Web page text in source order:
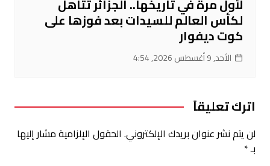
لكأس العالم للسيدات بعد فوزها على
كوت ديفوار
الأحد, 9 أغسطس 2026, 4:54
اترك تعليقاً
لن يتم نشر عنوان بريدك الإلكتروني. الحقول الإلزامية مشار إليها
بـ*